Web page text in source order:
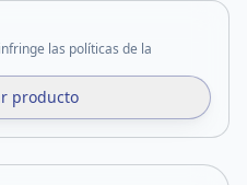
las políticas de la
producto